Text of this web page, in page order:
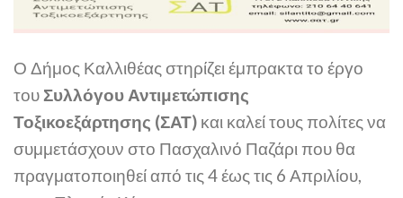
Ο Δήμος Καλλιθέας στηρίζει έμπρακτα το έργο
τουΣυλλόγου Αντιμετώπισης
Τοξικοεξάρτησης (ΣΑΤ) και καλεί τους πολίτες να
συμμετάσχουν στο Πασχαλινό Παζάρι που θα
πραγματοποιηθεί από τις 4 έως τις 6 Απριλίου,